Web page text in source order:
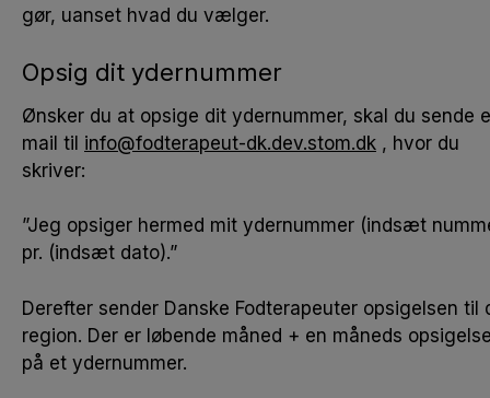
gør, uanset hvad du vælger.
Opsig dit ydernummer
Ønsker du at opsige dit ydernummer, skal du sende
mail til info@fodterapeut-dk.dev.stom.dk , hvor du
skriver:
”Jeg opsiger hermed mit ydernummer (indsæt
pr. (indsæt dato).”
Derefter sender Danske Fodterapeuter opsigelsen til
region. Der er løbende måned + en måneds
på et ydernummer.